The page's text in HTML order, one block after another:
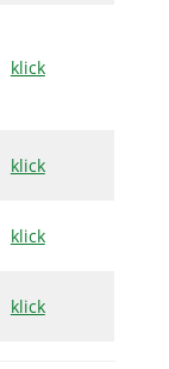
klick
klick
klick
klick